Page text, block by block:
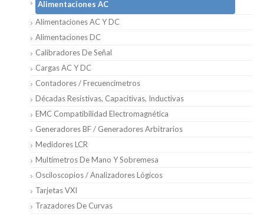
Alimentaciones AC
Alimentaciones AC Y DC
Alimentaciones DC
Calibradores De Señal
Cargas AC Y DC
Contadores / Frecuencímetros
Décadas Resistivas, Capacitivas, Inductivas
EMC Compatibilidad Electromagnética
Generadores BF / Generadores Arbitrarios
Medidores LCR
Multímetros De Mano Y Sobremesa
Osciloscopios / Analizadores Lógicos
Tarjetas VXI
Trazadores De Curvas